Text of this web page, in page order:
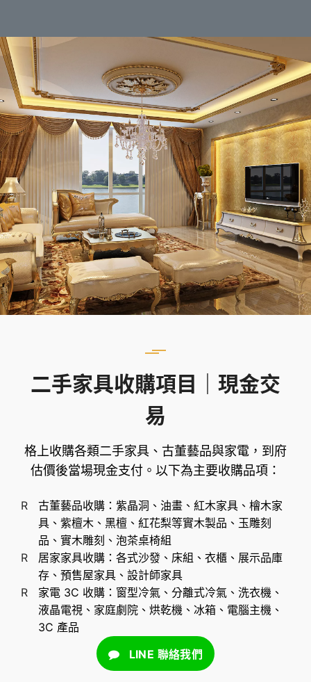
二手家具收購項目｜現金交
易
格上收購各類二手家具、古董藝品與家電，到府
估價後當場現金支付。以下為主要收購品項：
古董藝品收購：紫晶洞、油畫、紅木家具、檜木家
具、紫檀木、黑檀、紅花梨等實木製品、玉雕刻
品、實木雕刻、泡茶桌椅組
居家家具收購：各式沙發、床組、衣櫃、展示品庫
存、預售屋家具、設計師家具
家電 3C 收購：窗型冷氣、分離式冷氣、洗衣機、
液晶電視、家庭劇院、烘乾機、冰箱、電腦主機、
3C 產品
LINE 聯絡我們